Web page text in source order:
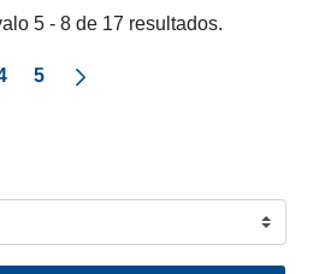
5 - 8 de 17 resultados.
5